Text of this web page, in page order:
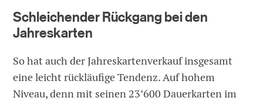
Schleichender Rückgang bei den
Jahreskarten
So hat auch der Jahreskartenverkauf insgesamt
eine leicht rückläufige Tendenz. Auf hohem
Niveau, denn mit seinen 23’600 Dauerkarten im